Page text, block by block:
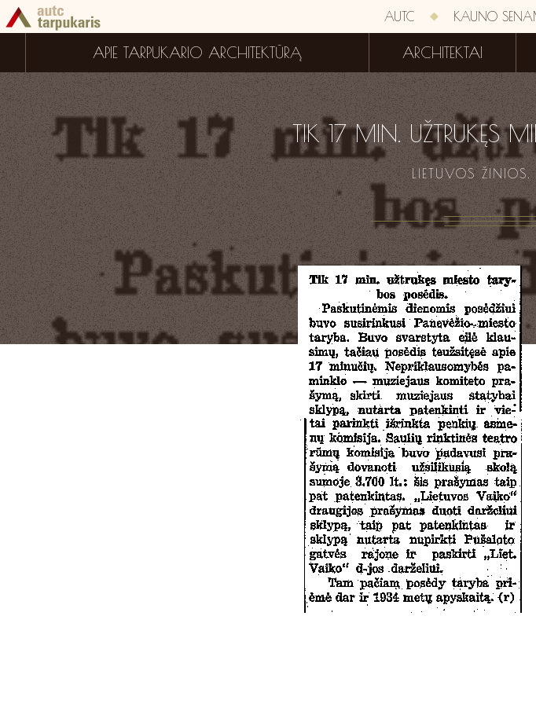
AUTC KAUNO
APIE TARPUKARIO ARCHITEKTŪRĄ ARCHITEKTAI
TIK 17 MIN. UŽTRUKĘS
LIETUVOS